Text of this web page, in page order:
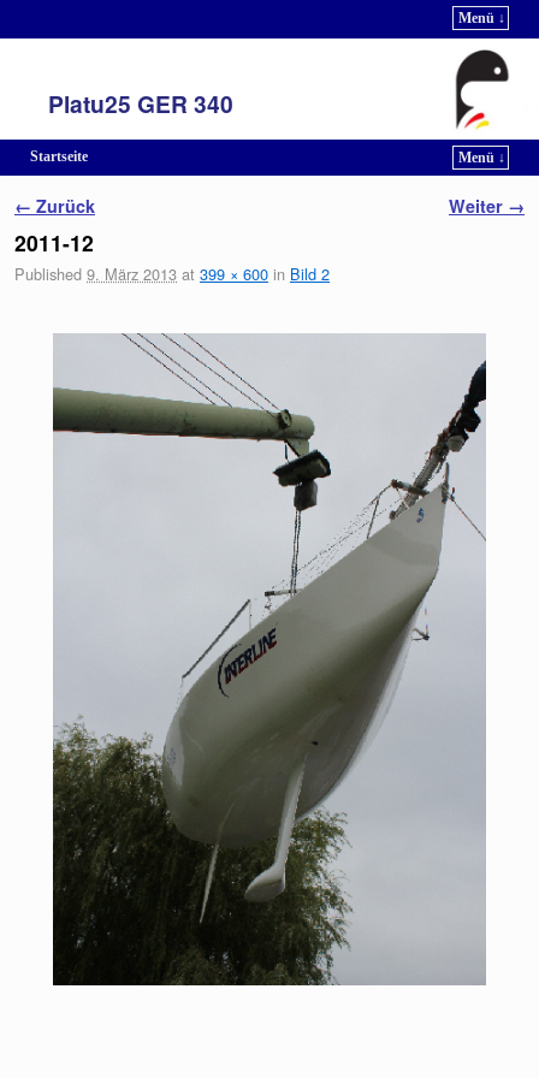
Menü ↓
Platu25 GER 340
Startseite
Menü ↓
Bilder-Navigation
← Zurück Weiter →
2011-12
Published 9. März 2013 at 399 × 600 in Bild 2